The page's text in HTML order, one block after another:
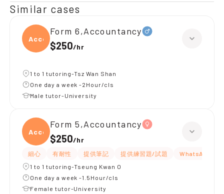
Similar cases
Accou
Form 6,Accountancy
$250/hr
1 to 1 tutoring-Tsz Wan Shan
One day a week -2Hour/cls
Male tutor-University
Accou
Form 5,Accountancy
$250/hr
細心 有耐性 提供筆記 提供練習題/試題
WhatsAPP問
1 to 1 tutoring-Tseung Kwan O
One day a week -1.5Hour/cls
Female tutor-University